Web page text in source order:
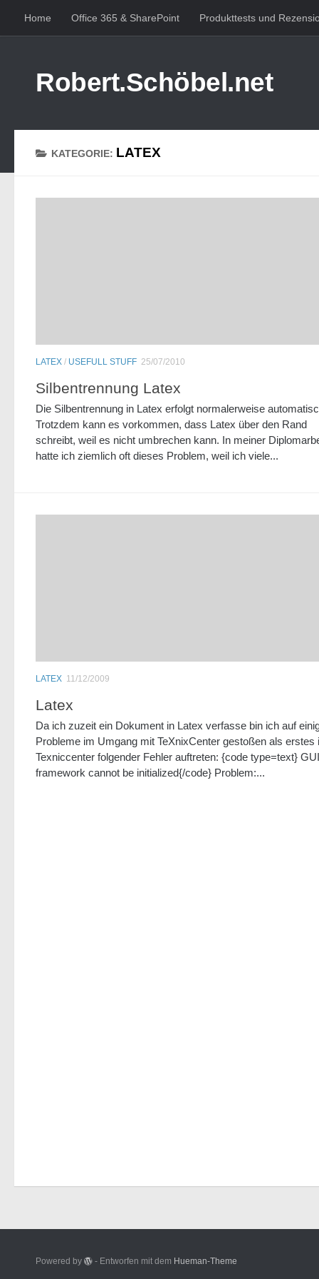
Zum Inhalt springen
Home Office 365 & SharePoint Produkttests und
Robert.Schöbel.net
KATEGORIE: LATEX
LATEX / USEFULL STUFF 25/07/2010
Silbentrennung Latex
Die Silbentrennung in Latex erfolgt normalerweise
Trotzdem kann es vorkommen, dass Latex über den Rand
schreibt, weil es nicht umbrechen kann. In meiner
hatte ich ziemlich oft dieses Problem, weil ich viele...
LATEX 11/12/2009
Latex
Da ich zuzeit ein Dokument in Latex verfasse bin ich auf
Probleme im Umgang mit TeXnixCenter gestoßen als erstes
Texniccenter folgender Fehler auftreten: {code type=text} GUI
framework cannot be initialized{/code} Problem:...
Powered by - Entworfen mit dem Hueman-Theme